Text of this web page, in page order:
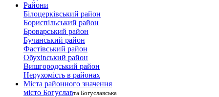
Райони
Білоцерківський район
Бориспільський район
Броварський район
Бучанський район
Фастівський район
Обухівський район
Вишгородський район
Нерухомість в районах
Міста районного значення
місто Богуславта Богуславська